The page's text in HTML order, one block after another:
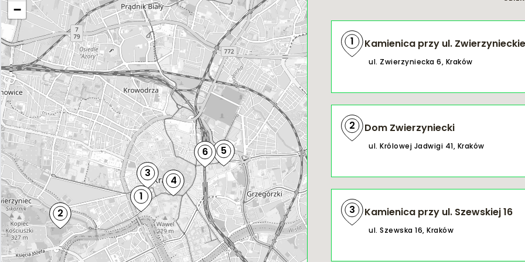
1
2
3
4
5
6
−
1 Kamienica przy ul.
ul. Zwierzyniecka 6, Kraków
2 Dom Zwierzyniecki
ul. Królowej Jadwigi 41, Kraków
3 Kamienica przy ul. Szewskiej 16
ul. Szewska 16, Kraków